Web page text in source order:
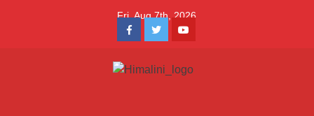
Fri. Aug 7th, 2026
FacebookTwitterYoutube